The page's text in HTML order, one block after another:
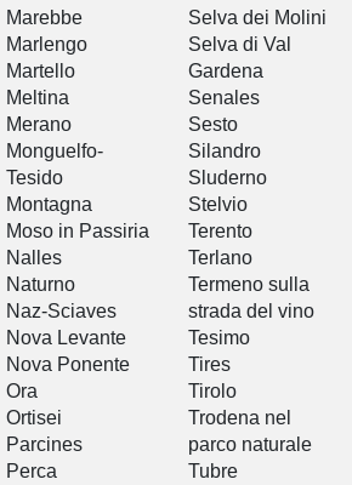
Marebbe
Marlengo
Martello
Meltina
Merano
Monguelfo-
Tesido
Montagna
Moso in Passiria
Nalles
Naturno
Naz-Sciaves
Nova Levante
Nova Ponente
Ora
Ortisei
Parcines
Perca
Selva dei Molini
Selva di Val
Gardena
Senales
Sesto
Silandro
Sluderno
Stelvio
Terento
Terlano
Termeno sulla
strada del vino
Tesimo
Tires
Tirolo
Trodena nel
parco naturale
Tubre